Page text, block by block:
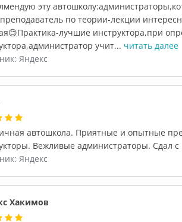
эту
по теории-лекции
лучшие инструктора,при
учит... читать далее
Яндекс
автошкола. Приятные и опытные
Вежливые администраторы. Сдал с
Яндекс
Хакимов